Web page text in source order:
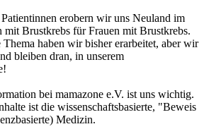
erobern wir uns Neuland im
mit Brustkrebs für Frauen mit Brustkrebs.
haben wir bisher erarbeitet, aber wir
bleiben dran, in unserem
bei mamazone e.V. ist uns wichtig.
ist die wissenschaftsbasierte, "Beweis
Medizin.